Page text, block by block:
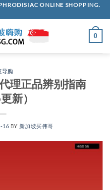
ONLINE SHOPPING.
0
导购
理正品辨别指南
新）
16 BY 新加坡买伟哥